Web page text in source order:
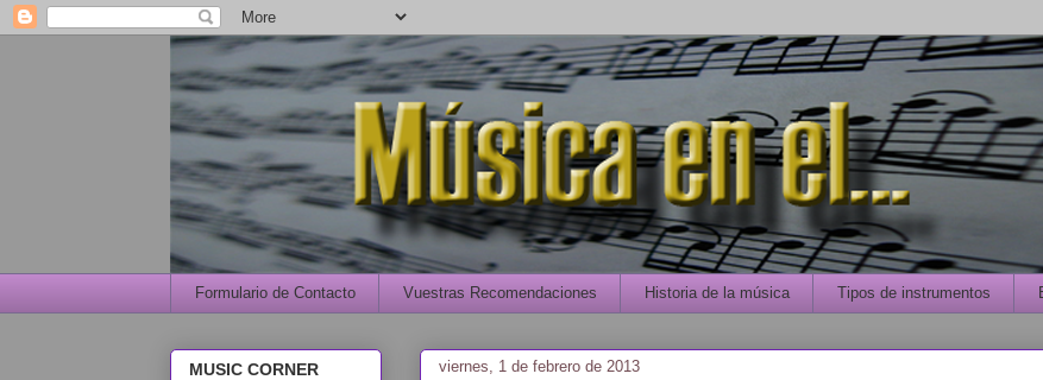
Formulario de Contacto Vuestras Recomendaciones Historia de la música Tipos de instrumentos
viernes, 1 de febrero de 2013
MUSIC CORNER